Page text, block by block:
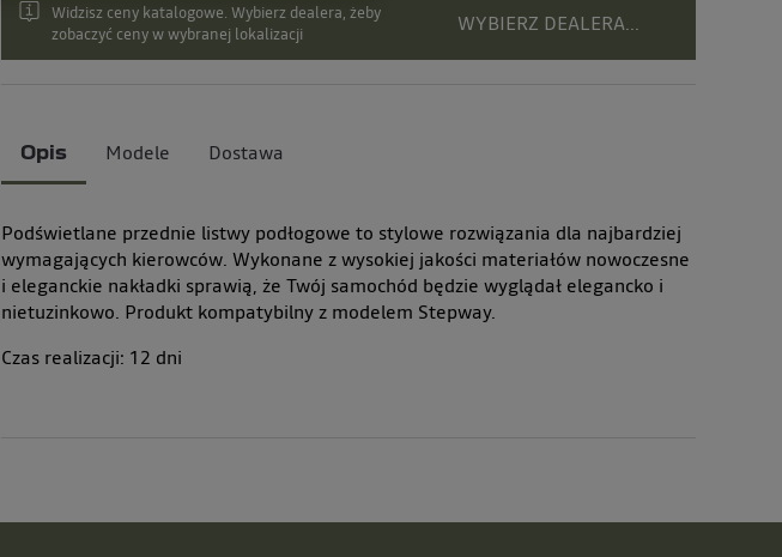
Widzisz ceny katalogowe. Wybierz dealera, żeby
zobaczyć ceny w wybranej lokalizacji
WYBIERZ DEALERA...
Opis Modele Dostawa
Podświetlane przednie listwy podłogowe to stylowe rozwiązania dla najbardziej
wymagających kierowców. Wykonane z wysokiej jakości materiałów nowoczesne
i eleganckie nakładki sprawią, że Twój samochód będzie wyglądał elegancko i
nietuzinkowo. Produkt kompatybilny z modelem Stepway.
Czas realizacji: 12 dni